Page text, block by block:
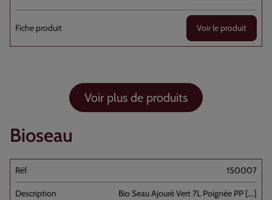
Voir le produit
Voir plus de produits
Bioseau
150007
Bio Seau Ajouré Vert 7L Poignée PP [...]